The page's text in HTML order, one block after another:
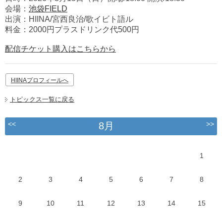
会場： 池袋FIELD
出演：HIINA/宮西良治/歌イビト語ル
料金：2000円プラスドリンク代500円
配信チケット購入はこちらから
HIINAプロフィールへ
トピックス一覧に戻る
<< 8月 >>
1
2 3 4 5 6 7 8
9 10 11 12 13 14 15